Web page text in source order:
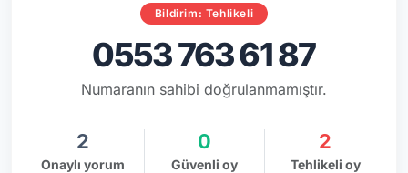
Bildirim: Tehlikeli
0553 763 61 87
Numaranın sahibi doğrulanmamıştır.
2
Onaylı yorum
0
Güvenli oy
2
Tehlikeli oy